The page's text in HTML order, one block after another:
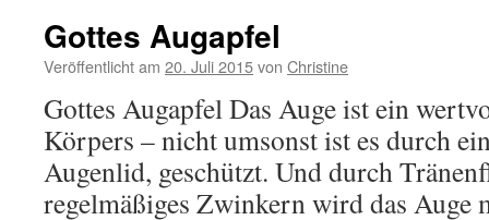
Gottes Augapfel
Veröffentlicht am 20. Juli 2015von Christine
Gottes Augapfel Das Auge ist ein
Körpers – nicht umsonst ist es durch
Augenlid, geschützt. Und durch
regelmäßiges Zwinkern wird das Auge